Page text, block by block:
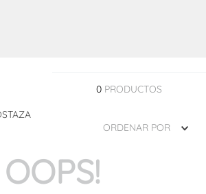
0 PRODUCTOS
ORDENAR POR
OOPS!